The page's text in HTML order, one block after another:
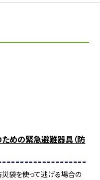
めの緊急避難器具（防
袋を使って逃げる場合の